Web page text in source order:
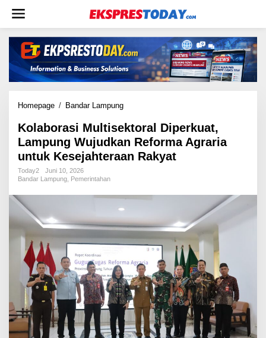
w
Homepage / Bandar Lampung
l
a
b
s
i
M
l
t
s
e
k
t
o
Kolaborasi Multisektoral Diperkuat,
Lampung Wujudkan Reforma Agraria
untuk Kesejahteraan Rakyat
Today2
Juni 10, 2026
Bandar Lampung, Pemerintahan